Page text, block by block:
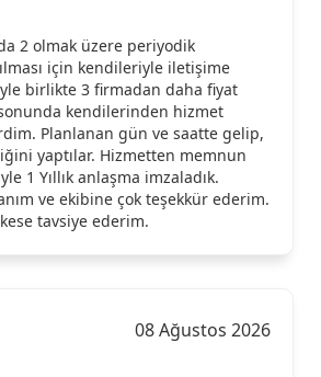
2 olmak üzere periyodik
için kendileriyle iletişime
birlikte 3 firmadan daha fiyat
kendilerinden hizmet
Planlanan gün ve saatte gelip,
yaptılar. Hizmetten memnun
1 Yıllık anlaşma imzaladık.
ve ekibine çok teşekkür ederim.
tavsiye ederim.
08 Ağustos 2026